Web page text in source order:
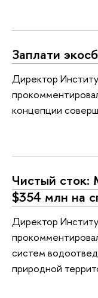
Заплати
Директор
концепции
Чистый сток:
$354 млн на
Директор
систем
природной